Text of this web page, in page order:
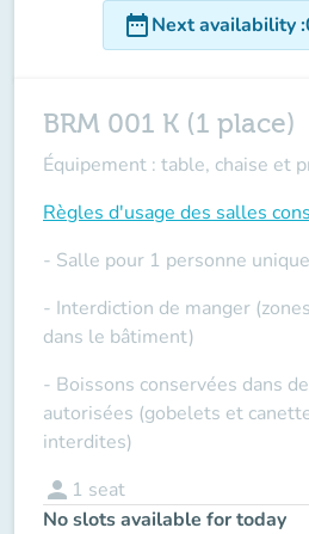
date_rangeNext availability:
BRM 001 K (1 place)
Équipement : table, chaise et
Règles d'usage des salles
- Salle pour 1 personne
- Interdiction de manger
dans le bâtiment)
- Boissons conservées dans
autorisées (gobelets et
interdites)
person 1 seat
No slots available for today